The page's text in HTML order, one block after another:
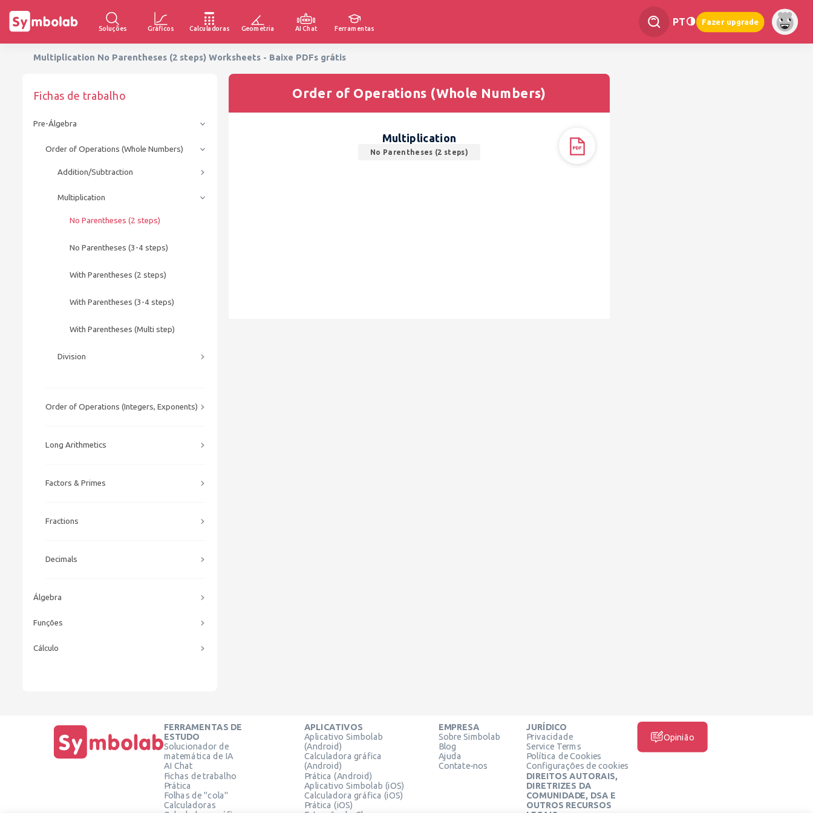
Soluções Gráficos Calculadoras Geometria AI Chat Ferramentas
PT Fazer upgrade
Multiplication No Parentheses (2 steps) Worksheets - Baixe PDFs grátis
Fichas de trabalho
Pre-Álgebra
Order of Operations (Whole Numbers)
Addition/Subtraction
Multiplication
No Parentheses (2 steps)
No Parentheses (3-4 steps)
With Parentheses (2 steps)
With Parentheses (3-4 steps)
With Parentheses (Multi step)
Division
Order of Operations (Integers, Exponents)
Long Arithmetics
Factors & Primes
Fractions
Decimals
Álgebra
Funções
Cálculo
Order of Operations (Whole Numbers)
Multiplication
No Parentheses (2 steps)
FERRAMENTAS DE
ESTUDO
Solucionador de
matemática de IA
AI Chat
Fichas de trabalho
Prática
Folhas de "cola"
Calculadoras
APLICATIVOS
Aplicativo Simbolab
(Android)
Calculadora gráfica
(Android)
Prática (Android)
Aplicativo Simbolab (iOS)
Calculadora gráfica (iOS)
Prática (iOS)
EMPRESA
Sobre Simbolab
Blog
Ajuda
Contate-nos
JURÍDICO
Privacidade
Service Terms
Política de Cookies
Configurações de cookies
DIREITOS AUTORAIS,
DIRETRIZES DA
COMUNIDADE, DSA E
OUTROS RECURSOS
Opinião